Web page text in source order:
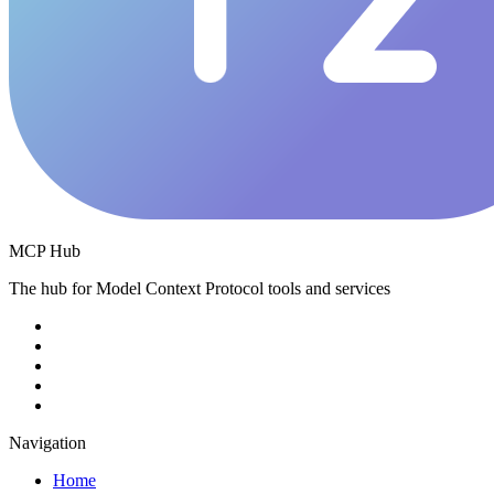
MCP Hub
The hub for Model Context Protocol tools and services
Navigation
Home